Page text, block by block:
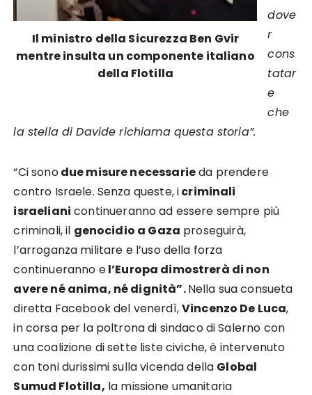
Il ministro della Sicurezza Ben Gvir
mentre insulta un componente italiano
della Flotilla
dove
r
cons
tatar
e
che
la stella di Davide richiama questa storia”.
“Ci sonodue misure necessarieda prendere
contro Israele. Senza queste, icriminali
israeliani continueranno ad essere sempre più
criminali, il genocidio a Gaza proseguirà,
l’arroganza militare e l’uso della forza
continueranno el’Europa dimostrerà di non
avere né anima, né dignità”.Nella sua consueta
diretta Facebook del venerdì,Vincenzo De Luca,
in corsa per la poltrona di sindaco di Salerno con
una coalizione di sette liste civiche, è intervenuto
con toni durissimi sulla vicenda della Global
Sumud Flotilla, la missione umanitaria